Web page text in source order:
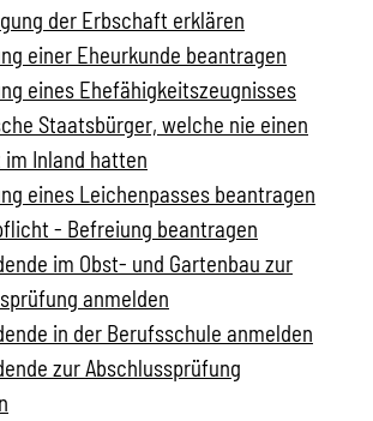
der Erbschaft erklären
einer Eheurkunde beantragen
eines Ehefähigkeitszeugnisses
Staatsbürger, welche nie einen
im Inland hatten
eines Leichenpasses beantragen
- Befreiung beantragen
im Obst- und Gartenbau zur
anmelden
in der Berufsschule anmelden
zur Abschlussprüfung